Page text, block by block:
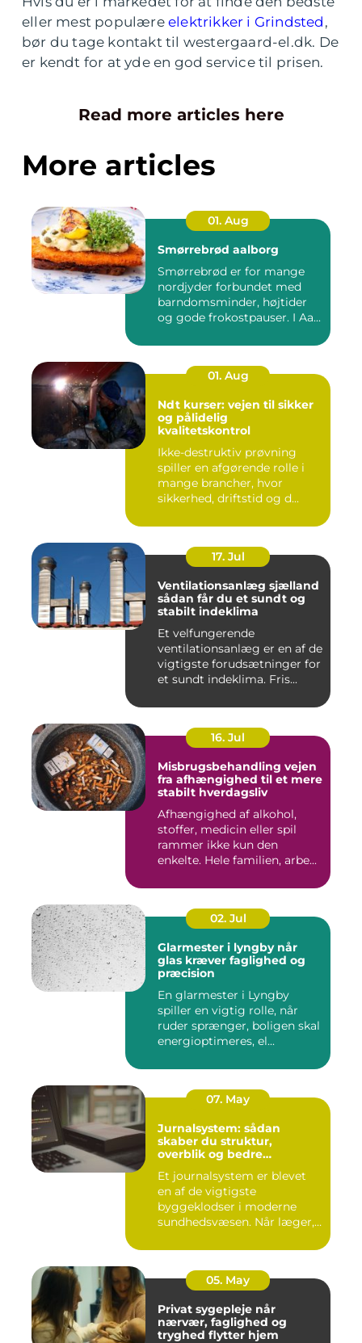
eller mest populære elektrikker i Grindsted ,
bør du tage kontakt til westergaard-el.dk. De
er kendt for at yde en god service til prisen.
Read more articles here
More articles
01. Aug
Smørrebrød aalborg
Smørrebrød er for mange
nordjyder forbundet med
barndomsminder, højtider
og gode frokostpauser. I Aa...
01. Aug
Ndt kurser: vejen til sikker
og pålidelig
kvalitetskontrol
Ikke-destruktiv prøvning
spiller en afgørende rolle i
mange brancher, hvor
sikkerhed, driftstid og d...
17. Jul
Ventilationsanlæg sjælland
sådan får du et sundt og
stabilt indeklima
Et velfungerende
ventilationsanlæg er en af de
vigtigste forudsætninger for
et sundt indeklima. Fris...
16. Jul
Misbrugsbehandling vejen
fra afhængighed til et mere
stabilt hverdagsliv
Afhængighed af alkohol,
stoffer, medicin eller spil
rammer ikke kun den
enkelte. Hele familien, arbe...
02. Jul
Glarmester i lyngby når
glas kræver faglighed og
præcision
En glarmester i Lyngby
spiller en vigtig rolle, når
ruder sprænger, boligen skal
energioptimeres, el...
07. May
Jurnalsystem: sådan
skaber du struktur,
overblik og bedre
Et journalsystem er blevet
en af de vigtigste
byggeklodser i moderne
sundhedsvæsen. Når læger,
05. May
Privat sygepleje når
nærvær, faglighed og
tryghed flytter hjem